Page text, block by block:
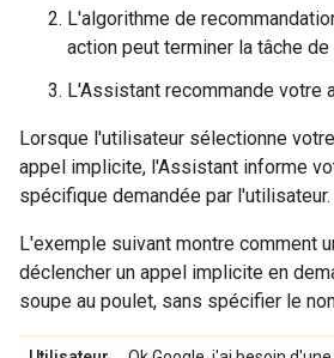
L'algorithme de
action peut terminer la tâche
L'Assistant recommande votre
Lorsque l'utilisateur sélectionne
appel implicite, l'Assistant informe
spécifique demandée par l'utilisateur.
L'exemple suivant montre comment
déclencher un appel implicite en
soupe au poulet, sans spécifier le